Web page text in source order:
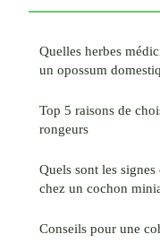
Quelles herbes
un opossum
Top 5 raisons de
rongeurs
Quels sont les
chez un cochon
Conseils pour une